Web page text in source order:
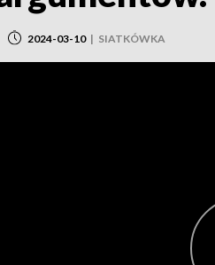
2024-03-10 | SIATKÓWKA